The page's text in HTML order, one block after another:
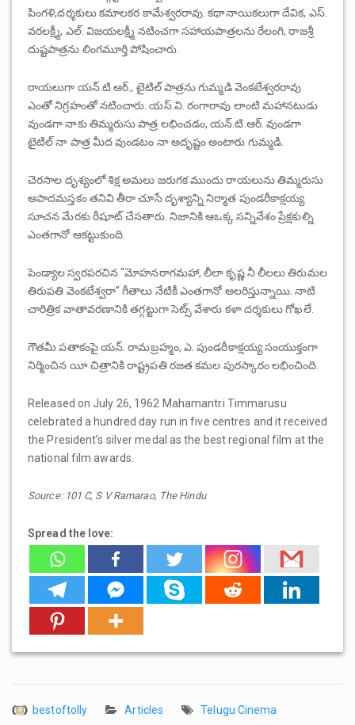
పింగళి,దర్శకులు కమాలకర కామేశ్వరరావు. కథానాయికలుగా దేవిక, ఎస్.
వరలక్ష్మీ, ఎల్. విజయలక్ష్మీ నటించగా సహాయపాత్రలను రేలంగి, రాజశ్రీ
దుష్టపాత్రను లింగమూర్తి పోషించారు.
రాయలుగా యన్.టి.ఆర్., టైటిల్ పాత్రను గుమ్మడి వెంకటేశ్వరరావు
ఎంతో నిగ్రహంతో నటించారు. యస్.వి. రంగారావు లాంటి మహానటుడు
వుండగా నాకు తిమ్మరుసు పాత్ర లభించడం, యన్.టి.ఆర్. వుండగా
టైటిల్ నా పాత్ర మీద వుండటం నా అదృష్టం అంటారు గుమ్మడి.
చెరసాల దృశ్యంలో శిక్ష అమలు జరుగక ముందు రాయలును తిమ్మరుసు
ఆపాదమస్తకం తనివి తీరా చూసే దృశ్యాన్ని నిర్మాత పుండరీకాక్షయ్య
సూచన మేరకు రీషూట్ చేసతారు. నిజానికి ఆఒక్క సన్నివేశం ప్రేక్షకుల్ని
ఎంతగానో ఆకట్టుకుంది.
పెండ్యాల స్వరపరచిన “మోహనరాగమహా, లీలా కృష్ణ నీ లీలలు తిరుమల
తిరుపతి వెంకటేశ్వరా” గీతాలు నేటికీ ఎంతగానో అలరిస్తున్నాయి. నాటి
చారిత్రిక వాతావరణానికి తగ్గట్టుగా సెట్స్ వేశారు కళా దర్శకులు గోఖలే.
గౌతమీ పతాకంపై యన్. రామబ్రహ్మం, ఎ. పుండరీకాక్షయ్య సంయుక్తంగా
నిర్మించిన యీ చిత్రానికి రాష్ట్రపతి రజత కమల పురస్కారం లభించింది.
Released on July 26, 1962 Mahamantri Timmarusu
celebrated a hundred day run in five centres and it received
the President’s silver medal as the best regional film at the
national film awards.
Source: 101 C, S V Ramarao, The Hindu
Spread the love:
bestoftolly Articles Telugu Cinema